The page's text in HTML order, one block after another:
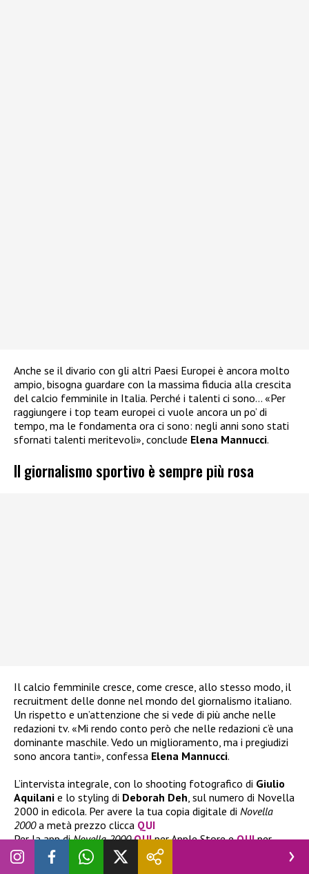
Anche se il divario con gli altri Paesi Europei è ancora molto
ampio, bisogna guardare con la massima fiducia alla crescita
del calcio femminile in Italia. Perché i talenti ci sono… «Per
raggiungere i top team europei ci vuole ancora un po’ di
tempo, ma le fondamenta ora ci sono: negli anni sono stati
sfornati talenti meritevoli», conclude Elena Mannucci.
Il giornalismo sportivo è sempre più rosa
Il calcio femminile cresce, come cresce, allo stesso modo, il
recruitment delle donne nel mondo del giornalismo italiano.
Un rispetto e un’attenzione che si vede di più anche nelle
redazioni tv. «Mi rendo conto però che nelle redazioni c’è una
dominante maschile. Vedo un miglioramento, ma i pregiudizi
sono ancora tanti», confessa Elena Mannucci.
L’intervista integrale, con lo shooting fotografico di Giulio
Aquilani e lo styling di Deborah Deh, sul numero di Novella
2000 in edicola. Per avere la tua copia digitale di Novella
2000a metà prezzo clicca QUI
Per la app diNovella 2000 QUIper Apple Store eQUIper
Google Play